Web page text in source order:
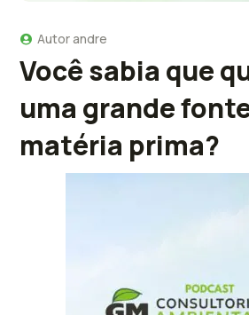
Autorandre
Você sabia que
uma grande
matéria prima?